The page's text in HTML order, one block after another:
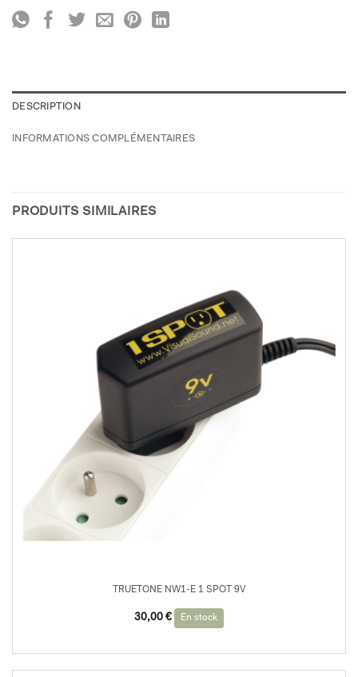
DESCRIPTION
INFORMATIONS COMPLÉMENTAIRES
PRODUITS SIMILAIRES
TRUETONE NW1-E 1 SPOT 9V
30,00 € En stock